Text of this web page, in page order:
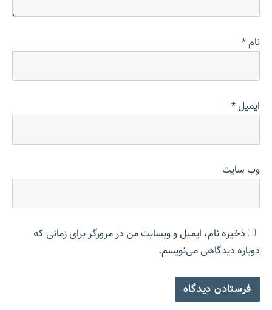
نام*
ایمیل*
وب‌ سایت
ذخیره نام، ایمیل و وبسایت من در مرورگر برای زمانی که
دوباره دیدگاهی می‌نویسم.